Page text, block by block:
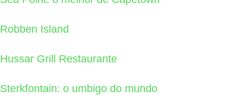
Robben Island
Hussar Grill Restaurante
Sterkfontain: o umbigo do mundo